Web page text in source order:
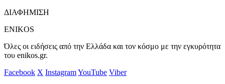
ΔΙΑΦΗΜΙΣΗ
ENIKOS
Όλες οι ειδήσεις από την Ελλάδα και τον κόσμο με την εγκυρότητα
του enikos.gr.
Facebook X InstagramYouTube Viber